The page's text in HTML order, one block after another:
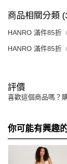
商品相關分類
HANRO 滿件85折
HANRO 滿件85折
評價
喜歡這個商品嗎？
你可能有興趣